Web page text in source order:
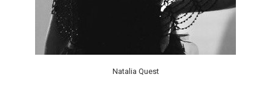
Natalia Quest